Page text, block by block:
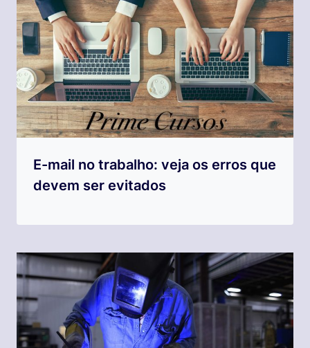
E-mail no trabalho: veja os erros que
devem ser evitados